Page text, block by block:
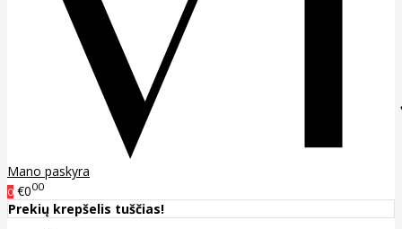
Mano paskyra
0 €000
Prekių krepšelis tuščias!